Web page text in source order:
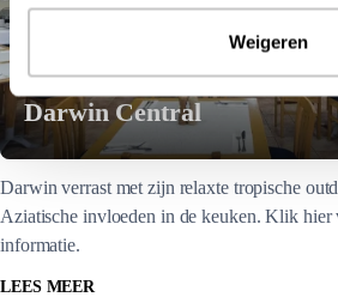
Weigeren
Darwin Central
Darwin verrast met zijn relaxte tropische
Aziatische invloeden in de keuken. Klik hier
informatie.
LEES MEER